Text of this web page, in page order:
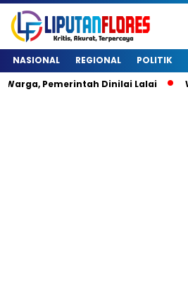
NASIONAL REGIONAL POLITIK
Pemerintah Dinilai Lalai